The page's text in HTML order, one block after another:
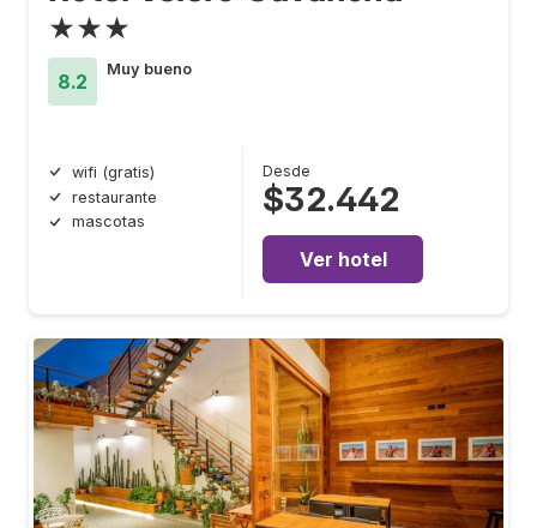
★★★
8.2
Muy bueno
wifi (gratis)
restaurante
mascotas
Desde
$32.442
Ver hotel